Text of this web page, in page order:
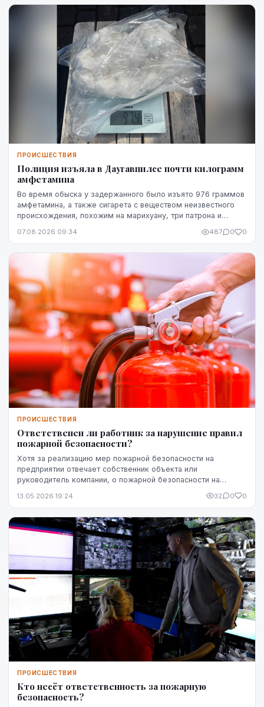
ПРОИСШЕСТВИЯ
Полиция изъяла в Даугавпилсе почти килограмм
амфетамина
Во время обыска у задержанного было изъято 976 граммов
амфетамина, а также сигарета с веществом неизвестного
происхождения, похожим на марихуану, три патрона и
07.08.2026 09:34 487 0 0
ПРОИСШЕСТВИЯ
Ответственен ли работник за нарушение правил
пожарной безопасности?
Хотя за реализацию мер пожарной безопасности на
предприятии отвечает собственник объекта или
руководитель компании, о пожарной безопасности на
работников ...
13.05.2026 19:24 32 0 0
ПРОИСШЕСТВИЯ
Кто несёт ответственность за пожарную
безопасность?